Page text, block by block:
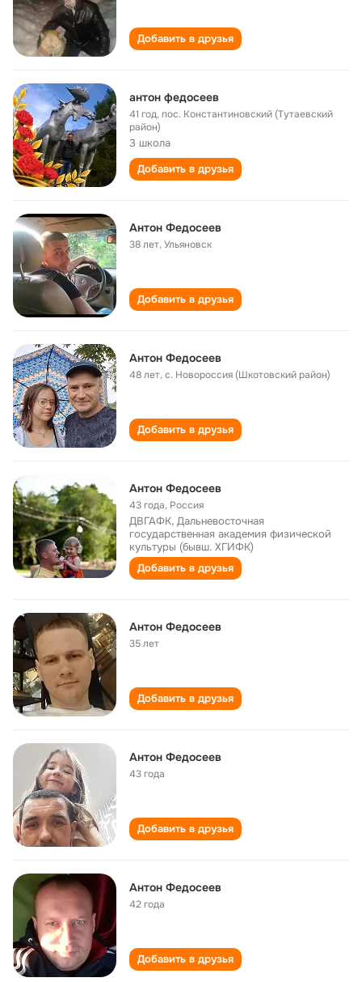
Добавить в друзья
антон федосеев
41 год,пос. Константиновский (Тутаевский
район)
3 школа
Добавить в друзья
Антон Федосеев
38 лет,Ульяновск
Добавить в друзья
Антон Федосеев
48 лет,с. Новороссия (Шкотовский район)
Добавить в друзья
Антон Федосеев
43 года, Россия
ДВГАФК, Дальневосточная
государственная академия физической
культуры (бывш. ХГИФК)
Добавить в друзья
Антон Федосеев
35 лет
Добавить в друзья
Антон Федосеев
43 года
Добавить в друзья
Антон Федосеев
42 года
Добавить в друзья